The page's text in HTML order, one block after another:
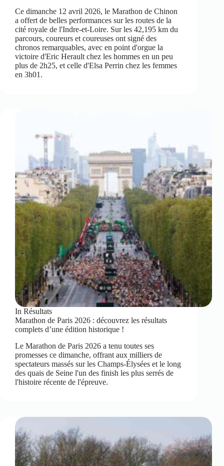
Ce dimanche 12 avril 2026, le Marathon de Chinon
a offert de belles performances sur les routes de la
cité royale de l'Indre-et-Loire. Sur les 42,195 km du
parcours, coureurs et coureuses ont signé des
chronos remarquables, avec en point d'orgue la
victoire d'Eric Herault chez les hommes en un peu
plus de 2h25, et celle d'Elsa Perrin chez les femmes
en 3h01.
In Résultats
Marathon de Paris 2026 : découvrez les résultats
complets d’une édition historique !
Le Marathon de Paris 2026 a tenu toutes ses
promesses ce dimanche, offrant aux milliers de
spectateurs massés sur les Champs-Élysées et le long
des quais de Seine l'un des finish les plus serrés de
l'histoire récente de l'épreuve.